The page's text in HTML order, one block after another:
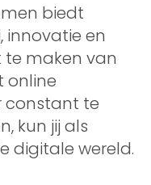
biedt
innovatie en
te maken van
online
constant te
kun jij als
digitale wereld.